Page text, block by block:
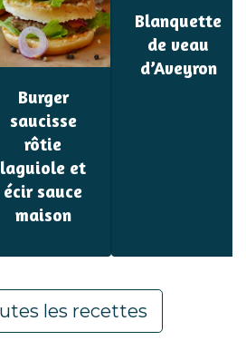
Burger
saucisse
rôtie
laguiole et
écir sauce
maison
Blanquette
de veau
d’Aveyron
les recettes